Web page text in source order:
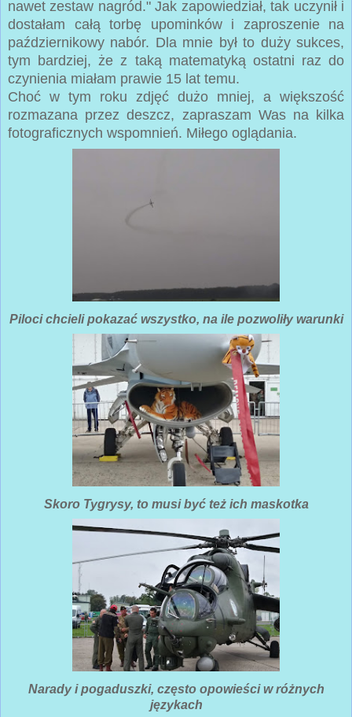
nawet zestaw nagród." Jak zapowiedział, tak uczynił i
dostałam całą torbę upominków i zaproszenie na
październikowy nabór. Dla mnie był to duży sukces,
tym bardziej, że z taką matematyką ostatni raz do
czynienia miałam prawie 15 lat temu.
Choć w tym roku zdjęć dużo mniej, a większość
rozmazana przez deszcz, zapraszam Was na kilka
fotograficznych wspomnień. Miłego oglądania.
Piloci chcieli pokazać wszystko, na ile pozwoliły warunki
Skoro Tygrysy, to musi być też ich maskotka
Narady i pogaduszki, często opowieści w różnych
językach